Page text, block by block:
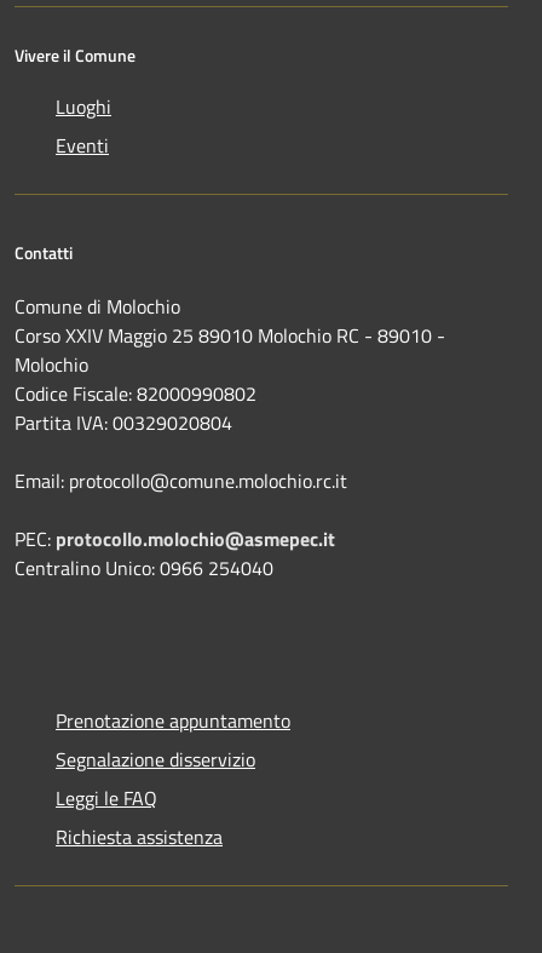
Vivere il Comune
Luoghi
Eventi
Contatti
Comune di Molochio
Corso XXIV Maggio 25 89010 Molochio RC - 89010 -
Molochio
Codice Fiscale: 82000990802
Partita IVA: 00329020804
Email: protocollo@comune.molochio.rc.it
PEC: protocollo.molochio@asmepec.it
Centralino Unico: 0966 254040
Prenotazione appuntamento
Segnalazione disservizio
Leggi le FAQ
Richiesta assistenza